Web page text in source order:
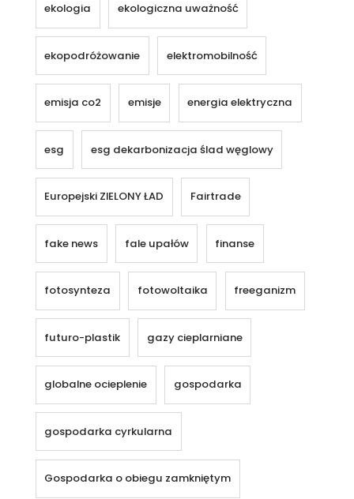
ekologia ekologiczna uważność
ekopodróżowanie elektromobilność
emisja co2 emisje energia elektryczna
esg esg dekarbonizacja ślad węglowy
Europejski ZIELONY ŁAD Fairtrade
fake news fale upałów finanse
fotosynteza fotowoltaika freeganizm
futuro-plastik gazy cieplarniane
globalne ocieplenie gospodarka
gospodarka cyrkularna
Gospodarka o obiegu zamkniętym